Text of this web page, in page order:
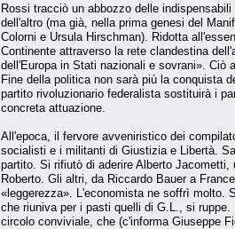
Rossi tracciò un abbozzo delle
dell'altro (ma già, nella prima genesi del
Colorni e Ursula Hirschman). Ridotta
Continente attraverso la rete clandestina
dell'Europa in Stati nazionali e sovrani». Ciò
Fine della politica non sarà più la conquista
partito rivoluzionario federalista sostituirà i
concreta attuazione.
All'epoca, il fervore avveniristico dei
socialisti e i militanti di Giustizia e Libertà.
partito. Si rifiutò di aderire Alberto
Roberto. Gli altri, da Riccardo Bauer a
«leggerezza». L'economista ne soffrì molto.
che riuniva per i pasti quelli di G.L., si
circolo conviviale, che (c'informa Giuseppe